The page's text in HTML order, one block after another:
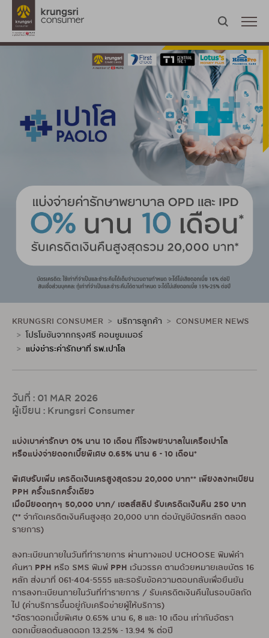
KRUNGSRI CONSUMER บริการลูกค้า
CONSUMER NEWS
โปรโมชันจากกรุงศรี คอนซูมเมอร์
แบ่งชำระค่ารักษาที่ รพ.เปาโล
วันที่ : 01 MAR 2026
ผู้เขียน : Krungsri Consumer
แบ่งเบาค่ารักษา 0% นาน 10 เดือน ที่โรงพยาบาลในเครือเปาโล
หรือแบ่งจ่ายดอกเบี้ยพิเศษ 0.65% นาน 6 - 10 เดือน*
พิเศษรับเพิ่ม เครดิตเงินเครสูงสุดรวม 20,000 บาท** เพียงลงทะเบียน
PPH ครั้งแรกครั้งเดียว
เมื่อมียอดทุกๆ 50,000 บาท/ เซลส์สลิป รับเครดิตเงินคืน 250 บาท
(** จำกัดเครดิตเงินคืนสูงสุด 20,000 บาท ต่อบัญชีบัตรหลัก ตลอด
รายการ)
ลงทะเบียนภายในวันที่ทำรายการ ผ่านทางแอป UCHOOSE พิมพ์คำ
ค้นหา PPH หรือ SMS พิมพ์ PPH เว้นวรรค ตามด้วยหมายเลขบัตร 16
หลัก ส่งมาที่ 061-404-5555 และรอรับข้อความตอบกลับเพื่อยืนยัน
การลงทะเบียนภายในวันที่ทำรายการ / รับเครดิตเงินคืนในรอบบิลถัด
ไป (ค่าบริการขึ้นอยู่กับเครือข่ายผู้ให้บริการ)
*อัตราดอกเบี้ยพิเศษ 0.65% นาน 6, 8 และ 10 เดือน เท่ากับอัตรา
ดอกเบี้ยลดต้นลดดอก 13.25% - 13.94 % ต่อปี